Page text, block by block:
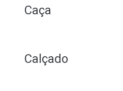
Caça
Calçado